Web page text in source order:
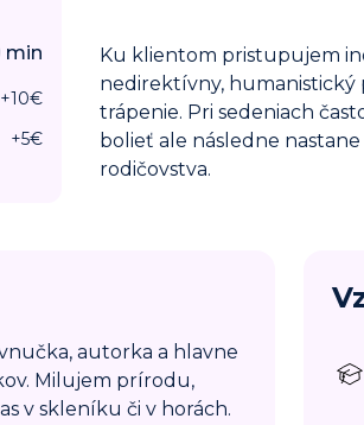
min
+10€
+5€
Ku klientom pristupujem
nedirektívny,
trápenie. Pri sedeniach
bolieť ale následne
rodičovstva.
autorka a hlavne
Milujem prírodu,
v skleníku či v horách.